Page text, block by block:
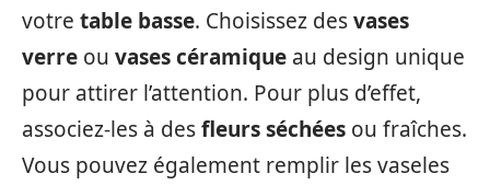
votre table basse. Choisissez desvases
verre ou vases céramique au design unique
pour attirer l’attention. Pour plus d’effet,
associez-les à desfleurs séchées ou fraîches.
Vous pouvez également remplir les vaseles